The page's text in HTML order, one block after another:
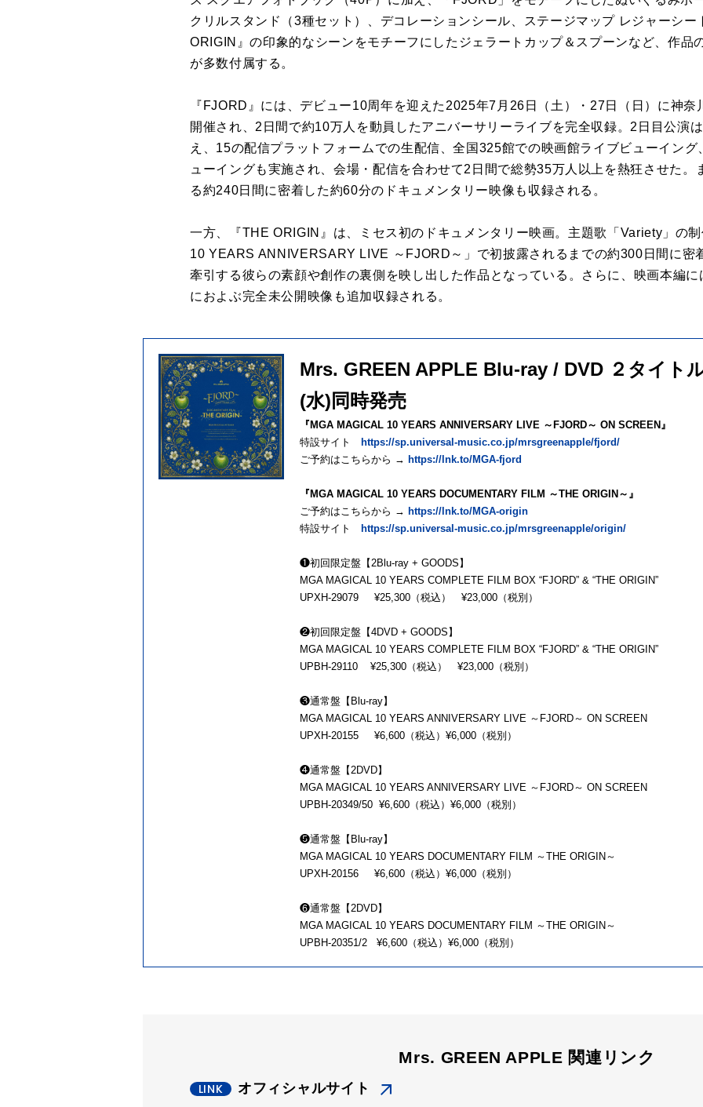
クリルスタンド（3種セット）、デコレーションシール、ステージマップ レジャーシー
ORIGIN』の印象的なシーンをモチーフにしたジェラートカップ＆スプーンなど、作品
が多数付属する。
『FJORD』には、デビュー10周年を迎えた2025年7月26日（土）・27日（日）に神奈
開催され、2日間で約10万人を動員したアニバーサリーライブを完全収録。2日目公演
え、15の配信プラットフォームでの生配信、全国325館での映画館ライブビューイング
ューイングも実施され、会場・配信を合わせて2日間で総勢35万人以上を熱狂させた。
る約240日間に密着した約60分のドキュメンタリー映像も収録される。
一方、『THE ORIGIN』は、ミセス初のドキュメンタリー映画。主題歌「Variety」の
10 YEARS ANNIVERSARY LIVE ～FJORD～」で初披露されるまでの約300日間に密
牽引する彼らの素顔や創作の裏側を映し出した作品となっている。さらに、映画本編
におよぶ完全未公開映像も追加収録される。
Mrs. GREEN APPLE Blu-ray / DVD ２タイト
(水)同時発売
『MGA MAGICAL 10 YEARS ANNIVERSARY LIVE ～FJORD～ ON SCREEN』
特設サイト
https://sp.universal-music.co.jp/mrsgreenapple/fjord/
ご予約はこちらから → https://lnk.to/MGA-fjord
『MGA MAGICAL 10 YEARS DOCUMENTARY FILM ～THE ORIGIN～』
ご予約はこちらから → https://lnk.to/MGA-origin
特設サイト
https://sp.universal-music.co.jp/mrsgreenapple/origin/
❶初回限定盤【2Blu-ray + GOODS】
MGA MAGICAL 10 YEARS COMPLETE FILM BOX “FJORD” & “THE ORIGIN”
UPXH-29079 ¥25,300（税込） ¥23,000（税別）
❷初回限定盤【4DVD + GOODS】
MGA MAGICAL 10 YEARS COMPLETE FILM BOX “FJORD” & “THE ORIGIN”
UPBH-29110 ¥25,300（税込） ¥23,000（税別）
❸通常盤【Blu-ray】
MGA MAGICAL 10 YEARS ANNIVERSARY LIVE ～FJORD～ ON SCREEN
UPXH-20155 ¥6,600（税込）¥6,000（税別）
❹通常盤【2DVD】
MGA MAGICAL 10 YEARS ANNIVERSARY LIVE ～FJORD～ ON SCREEN
UPBH-20349/50 ¥6,600（税込）¥6,000（税別）
❺通常盤【Blu-ray】
MGA MAGICAL 10 YEARS DOCUMENTARY FILM ～THE ORIGIN～
UPXH-20156 ¥6,600（税込）¥6,000（税別）
❻通常盤【2DVD】
MGA MAGICAL 10 YEARS DOCUMENTARY FILM ～THE ORIGIN～
UPBH-20351/2 ¥6,600（税込）¥6,000（税別）
Mrs. GREEN APPLE 関連リンク
オフィシャルサイト